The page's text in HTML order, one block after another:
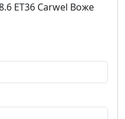
ET36 Carwel Воже